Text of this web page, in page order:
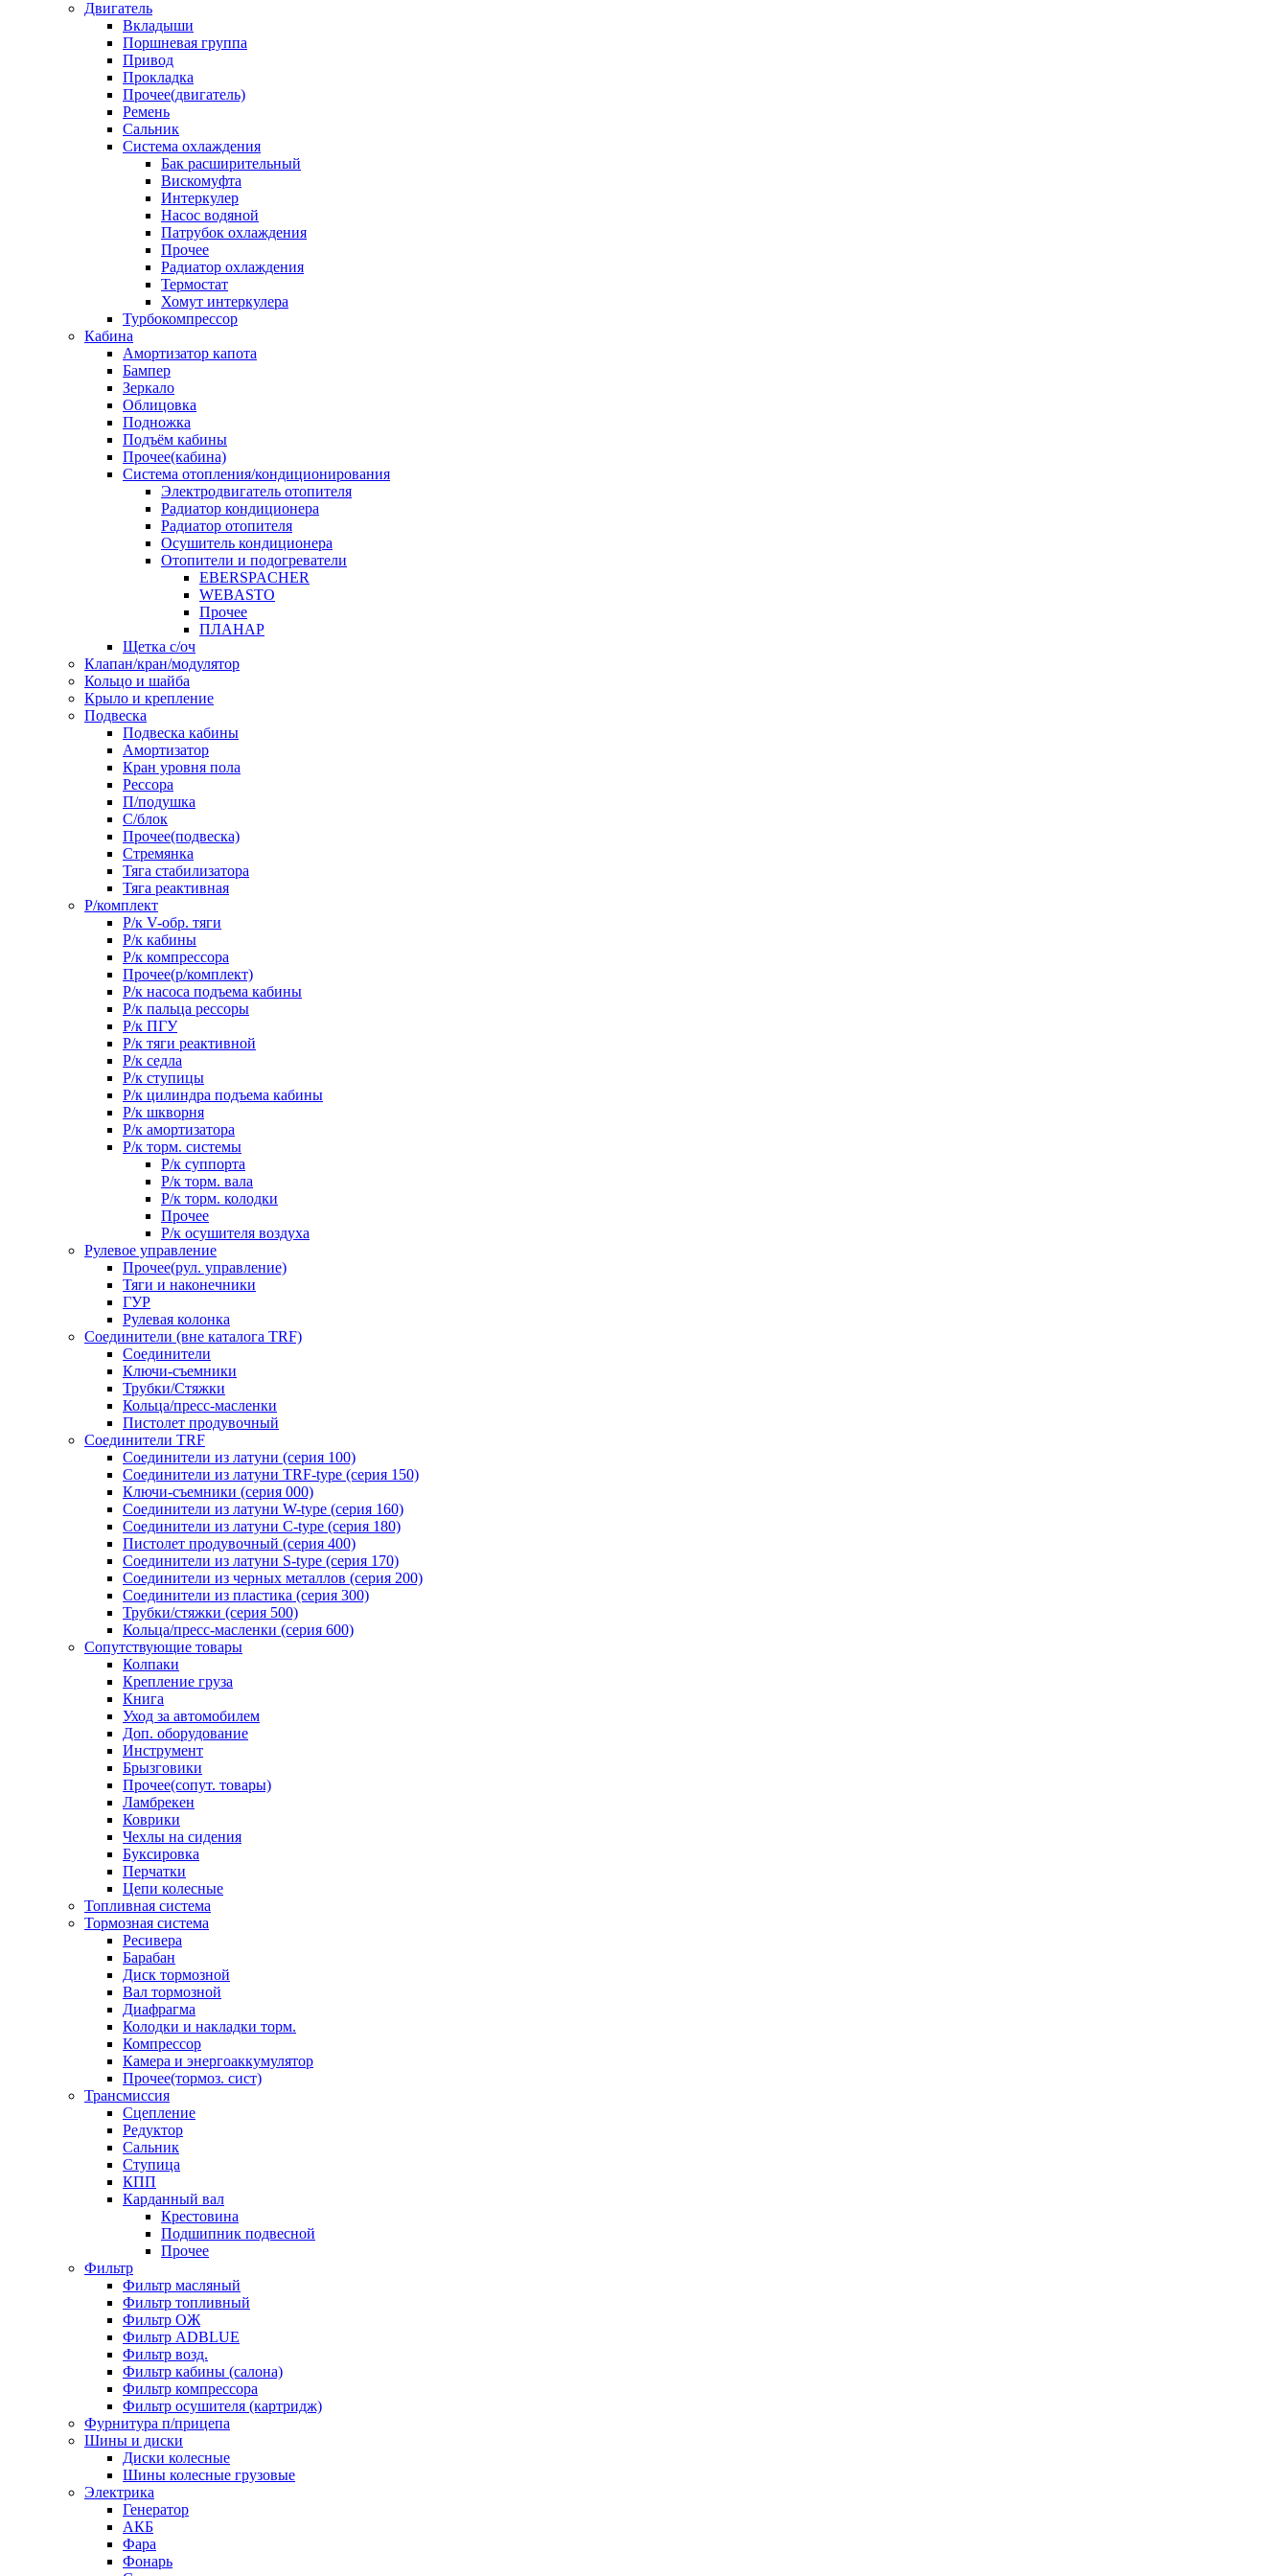
Двигатель
Вкладыши
Поршневая группа
Привод
Прокладка
Прочее(двигатель)
Ремень
Сальник
Система охлаждения
Бак расширительный
Вискомуфта
Интеркулер
Насос водяной
Патрубок охлаждения
Прочее
Радиатор охлаждения
Термостат
Хомут интеркулера
Турбокомпрессор
Кабина
Амортизатор капота
Бампер
Зеркало
Облицовка
Подножка
Подъём кабины
Прочее(кабина)
Система отопления/кондиционирования
Электродвигатель отопителя
Радиатор кондиционера
Радиатор отопителя
Осушитель кондиционера
Отопители и подогреватели
EBERSPACHER
WEBASTO
Прочее
ПЛАНАР
Щетка с/оч
Клапан/кран/модулятор
Кольцо и шайба
Крыло и крепление
Подвеска
Подвеска кабины
Амортизатор
Кран уровня пола
Рессора
П/подушка
С/блок
Прочее(подвеска)
Стремянка
Тяга стабилизатора
Тяга реактивная
Р/комплект
Р/к V-обр. тяги
Р/к кабины
Р/к компрессора
Прочее(р/комплект)
Р/к насоса подъема кабины
Р/к пальца рессоры
Р/к ПГУ
Р/к тяги реактивной
Р/к седла
Р/к ступицы
Р/к цилиндра подъема кабины
Р/к шкворня
Р/к амортизатора
Р/к торм. системы
Р/к суппорта
Р/к торм. вала
Р/к торм. колодки
Прочее
Р/к осушителя воздуха
Рулевое управление
Прочее(рул. управление)
Тяги и наконечники
ГУР
Рулевая колонка
Соединители (вне каталога TRF)
Соединители
Ключи-cъемники
Трубки/Стяжки
Кольца/пресс-масленки
Пистолет продувочный
Соединители TRF
Соединители из латуни (серия 100)
Соединители из латуни TRF-type (серия 150)
Ключи-съемники (серия 000)
Соединители из латуни W-type (серия 160)
Соединители из латуни С-type (серия 180)
Пистолет продувочный (серия 400)
Соединители из латуни S-type (серия 170)
Соединители из черных металлов (серия 200)
Соединители из пластика (серия 300)
Трубки/стяжки (серия 500)
Кольца/пресс-масленки (серия 600)
Сопутствующие товары
Колпаки
Крепление груза
Книга
Уход за автомобилем
Доп. оборудование
Инструмент
Брызговики
Прочее(сопут. товары)
Ламбрекен
Коврики
Чехлы на сидения
Буксировка
Перчатки
Цепи колесные
Топливная система
Тормозная система
Ресивера
Барабан
Диск тормозной
Вал тормозной
Диафрагма
Колодки и накладки торм.
Компрессор
Камера и энергоаккумулятор
Прочее(тормоз. сист)
Трансмиссия
Сцепление
Редуктор
Сальник
Ступица
КПП
Карданный вал
Крестовина
Подшипник подвесной
Прочее
Фильтр
Фильтр масляный
Фильтр топливный
Фильтр ОЖ
Фильтр ADBLUE
Фильтр возд.
Фильтр кабины (салона)
Фильтр компрессора
Фильтр осушителя (картридж)
Фурнитура п/прицепа
Шины и диски
Диски колесные
Шины колесные грузовые
Электрика
Генератор
АКБ
Фара
Фонарь